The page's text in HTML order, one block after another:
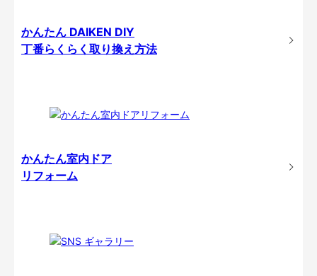
かんたん DAIKEN DIY
丁番らくらく取り換え方法
かんたん室内ドア
リフォーム